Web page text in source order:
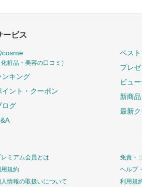
ービス
化粧品・美容の口コミ）
ンキング
イント・クーポン
ログ
ベス
プレゼ
ビュ
新商
最新ク
レミアム会員とは
規約
情報の取扱いについて
免責・
ヘルプ
利用規